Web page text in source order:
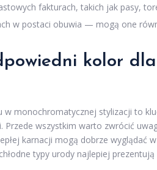
fakturach, takich jak pasy,
w postaci obuwia — mogą one
kolor
monochromatycznej stylizacji to
Przede wszystkim warto zwrócić
karnacji mogą dobrze wyglądać
typy urody najlepiej